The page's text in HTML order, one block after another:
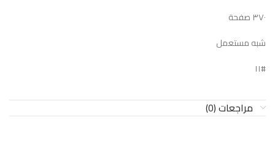
٣٧٠ صفحة
شبه مستعمل
#١١
مراجعات (0)